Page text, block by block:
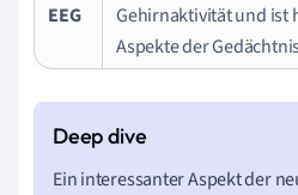
EEG
Gehirnaktivität und ist
Aspekte der
Ein interessanter Aspekt der